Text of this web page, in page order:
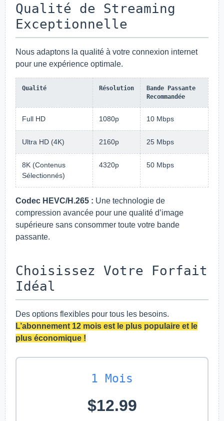
Qualité de Streaming
Exceptionnelle
Nous adaptons la qualité à votre connexion internet
pour une expérience optimale.
Qualité Résolution
Bande Passante
Recommandée
Full HD 1080p 10 Mbps
Ultra HD (4K) 2160p 25 Mbps
8K (Contenus
Sélectionnés)
4320p 50 Mbps
Codec HEVC/H.265 : Une technologie de
compression avancée pour une qualité d’image
supérieure sans consommer toute votre bande
passante.
Choisissez Votre Forfait
Idéal
Des options flexibles pour tous les besoins.
L’abonnement 12 mois est le plus populaire et le
plus économique !
1 Mois
$12.99